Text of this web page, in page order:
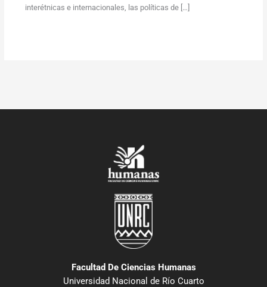
interétnicas e internacionales, las políticas de […]
Facultad De Ciencias Humanas
Universidad Nacional de Río Cuarto